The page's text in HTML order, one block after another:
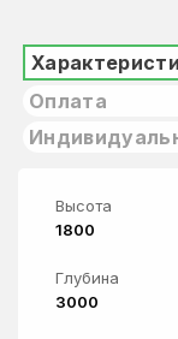
Оплата
Высота
1800
Глубина
3000